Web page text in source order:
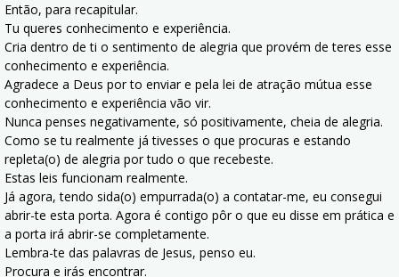
Então, para recapitular.
Tu queres conhecimento e experiência.
Cria dentro de ti o sentimento de alegria que provém de teres esse
conhecimento e experiência.
Agradece a Deus por to enviar e pela lei de atração mútua esse
conhecimento e experiência vão vir.
Nunca penses negativamente, só positivamente, cheia de alegria.
Como se tu realmente já tivesses o que procuras e estando
repleta(o) de alegria por tudo o que recebeste.
Estas leis funcionam realmente.
Já agora, tendo sida(o) empurrada(o) a contatar-me, eu consegui
abrir-te esta porta. Agora é contigo pôr o que eu disse em prática e
a porta irá abrir-se completamente.
Lembra-te das palavras de Jesus, penso eu.
Procura e irás encontrar.